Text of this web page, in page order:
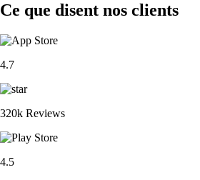
Ce que disent nos clients
4.7
320k Reviews
4.5